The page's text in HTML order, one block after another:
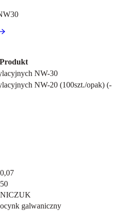
Produkt
NW-30
NW-20 (100szt./opak) (-
0,07
50
NICZUK
ocynk galwaniczny